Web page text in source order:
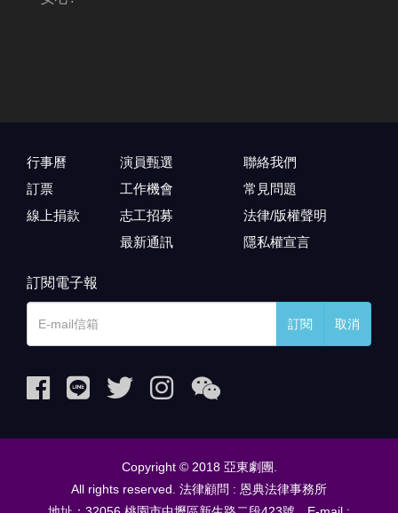
行事曆
訂票
線上捐款
演員甄選
工作機會
志工招募
最新通訊
聯絡我們
常見問題
法律/版權聲明
隱私權宣言
訂閱電子報
訂閱 取消
Copyright © 2018 亞東劇團.
All rights reserved. 法律顧問 : 恩典法律事務所